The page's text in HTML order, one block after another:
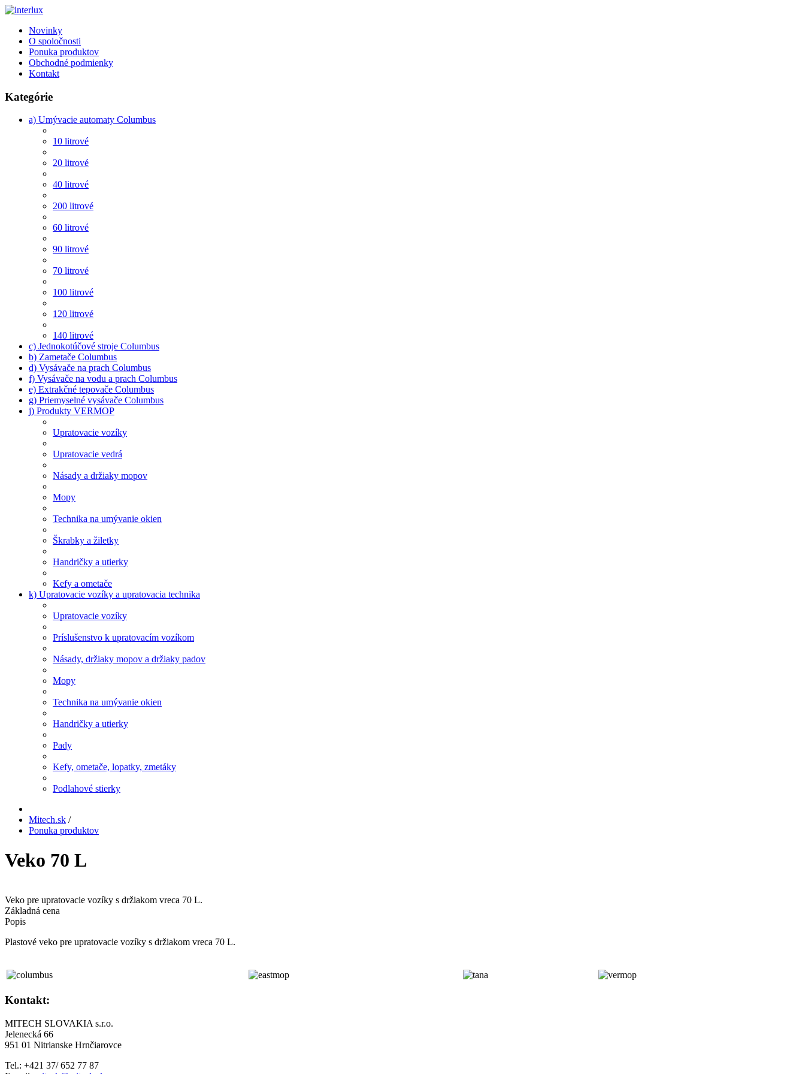
Novinky
O spoločnosti
Ponuka produktov
Obchodné podmienky
Kontakt
Kategórie
a) Umývacie automaty Columbus
10 litrové
20 litrové
40 litrové
200 litrové
60 litrové
90 litrové
70 litrové
100 litrové
120 litrové
140 litrové
c) Jednokotúčové stroje Columbus
b) Zametače Columbus
d) Vysávače na prach Columbus
f) Vysávače na vodu a prach Columbus
e) Extrakčné tepovače Columbus
g) Priemyselné vysávače Columbus
j) Produkty VERMOP
Upratovacie vozíky
Upratovacie vedrá
Násady a držiaky mopov
Mopy
Technika na umývanie okien
Škrabky a žiletky
Handričky a utierky
Kefy a ometače
k) Upratovacie vozíky a upratovacia technika
Upratovacie vozíky
Príslušenstvo k upratovacím vozíkom
Násady, držiaky mopov a držiaky padov
Mopy
Technika na umývanie okien
Handričky a utierky
Pady
Kefy, ometače, lopatky, zmetáky
Podlahové stierky
Mitech.sk /
Ponuka produktov
Veko 70 L
Veko pre upratovacie vozíky s držiakom vreca 70 L.
Základná cena
Popis
Plastové veko pre upratovacie vozíky s držiakom vreca 70 L.
Kontakt:
MITECH SLOVAKIA s.r.o.
Jelenecká 66
951 01 Nitrianske Hrnčiarovce
Tel.: +421 37/ 652 77 87